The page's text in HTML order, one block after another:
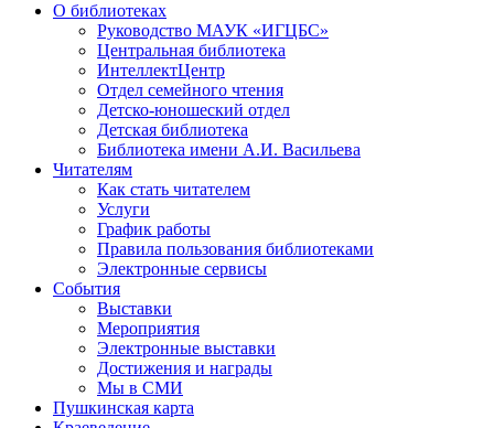
О библиотеках
Руководство МАУК «ИГЦБС»
Центральная библиотека
ИнтеллектЦентр
Отдел семейного чтения
Детско-юношеский отдел
Детская библиотека
Библиотека имени А.И. Васильева
Читателям
Как стать читателем
Услуги
График работы
Правила пользования библиотеками
Электронные сервисы
События
Выставки
Мероприятия
Электронные выставки
Достижения и награды
Мы в СМИ
Пушкинская карта